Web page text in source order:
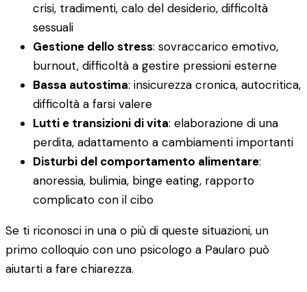
crisi, tradimenti, calo del desiderio, difficoltà
sessuali
Gestione dello stress: sovraccarico emotivo,
burnout, difficoltà a gestire pressioni esterne
Bassa autostima: insicurezza cronica, autocritica,
difficoltà a farsi valere
Lutti e transizioni di vita: elaborazione di una
perdita, adattamento a cambiamenti importanti
Disturbi del comportamento alimentare:
anoressia, bulimia, binge eating, rapporto
complicato con il cibo
Se ti riconosci in una o più di queste situazioni, un
primo colloquio con uno psicologo a Paularo può
aiutarti a fare chiarezza.